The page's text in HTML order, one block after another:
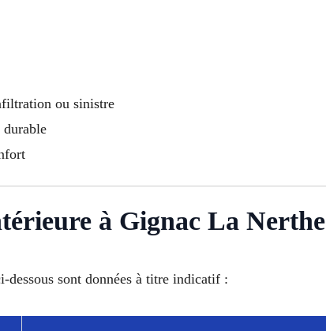
ou sinistre
durable
à Gignac La Nerthe
dessous sont données à titre indicatif :